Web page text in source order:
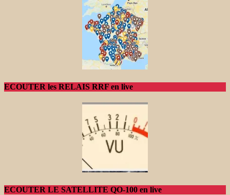
ECOUTER les RELAIS RRF en live
ECOUTER LE SATELLITE QO-100 en live